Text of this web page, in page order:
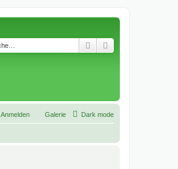
Suche
Dark mode
Galerie
Anmelden